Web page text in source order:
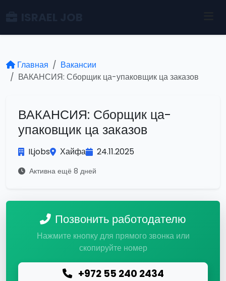
Главная
Вакансии
ВАКАНСИЯ: Сборщик ца-упаковщик ца заказов
ВАКАНСИЯ: Сборщик ца-
упаковщик ца заказов
ILjobs Хайфа 24.11.2025
Активна ещё 8 дней
Позвонить работодателю
Нажмите кнопку для прямого звонка или
скопируйте номер
+972 55 240 2434